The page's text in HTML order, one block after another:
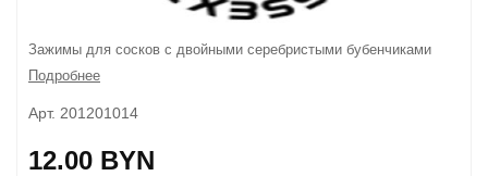
Зажимы для сосков с двойными серебристыми бубенчиками
Подробнее
Арт. 201201014
12.00 BYN